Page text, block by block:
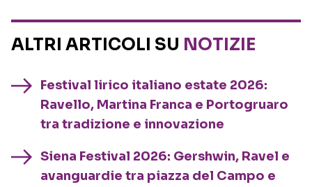
ALTRI ARTICOLI SU NOTIZIE
Festival lirico italiano estate 2026:
Ravello, Martina Franca e Portogruaro
tra tradizione e innovazione
Siena Festival 2026: Gershwin, Ravel e
avanguardie tra piazza del Campo e